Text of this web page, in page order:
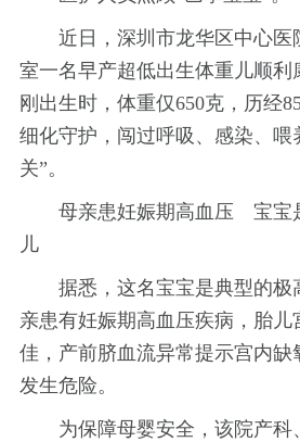
近日，深圳市龙华区中心医
室一名早产超低出生体重儿顺利
刚出生时，体重仅650克，历经
细化守护，闯过呼吸、感染、喂
关”。
母亲患妊娠期高血压 宝宝
儿
据悉，这名宝宝是典型的极
亲患有妊娠期高血压疾病，胎儿
佳，产前脐血流异常提示宫内缺
发生危险。
为保障母婴安全，该院产科